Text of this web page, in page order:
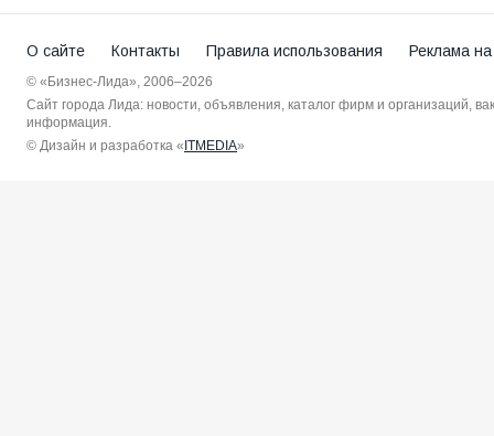
О сайте Контакты Правила использования Реклама
© «Бизнес-Лида», 2006–2026
Сайт города Лида: новости, объявления, каталог фирм и организаций,
информация.
© Дизайн и разработка « ITMEDIA»